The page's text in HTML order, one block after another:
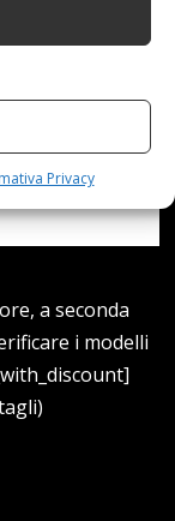
Privacy
a seconda
i modelli